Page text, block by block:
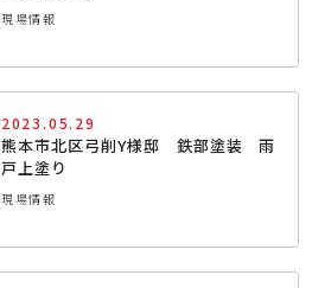
現場情報
2023.05.29
熊本市北区弓削Y様邸 鉄部塗装 雨
戸上塗り
現場情報